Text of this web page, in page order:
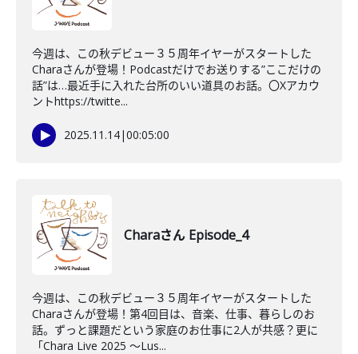
今週は、この秋デビュー３５周年イヤーがスタートした
Charaさんが登場！Podcastだけでお送りする”ここだけの
話”は…最近手に入れた台所のいい道具のお話。〇Xアカウ
ントhttps://twitte...
2025.11.14|00:05:00
Charaさん Episode_4
今週は、この秋デビュー３５周年イヤーがスタートした
Charaさんが登場！第4回目は、音楽、仕事、暮らしのお
話。ずっと課題だという家庭のお仕事に2人が共感？更に
「Chara Live 2025 〜Lus...